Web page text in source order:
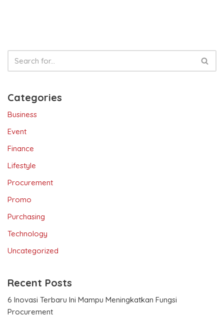
Categories
Business
Event
Finance
Lifestyle
Procurement
Promo
Purchasing
Technology
Uncategorized
Recent Posts
6 Inovasi Terbaru Ini Mampu Meningkatkan Fungsi
Procurement